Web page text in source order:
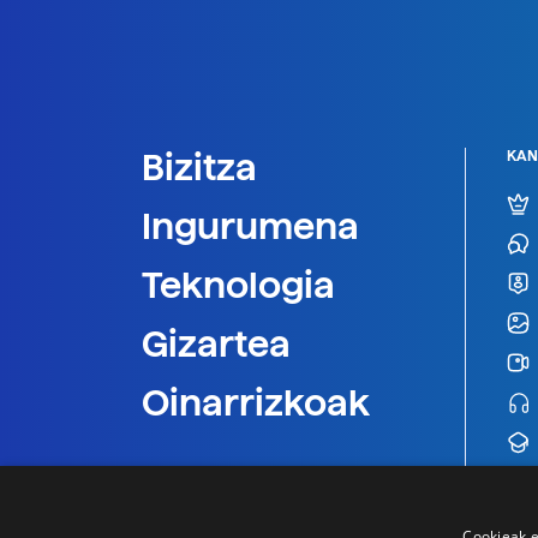
Bizitza
Ingurumena
Teknologia
Gizartea
Oinarrizkoak